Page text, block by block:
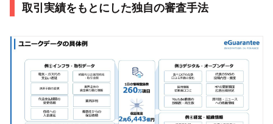
取引実績をもとにした独自の審査手法